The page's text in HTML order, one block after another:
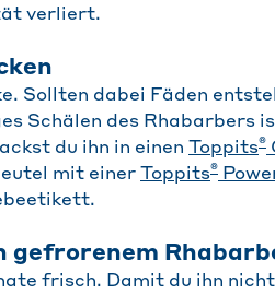
verliert.
Sollten dabei Fäden
Schälen des Rhabarbers
du ihn in einen
Toppits®
mit einer Toppits®
gefrorenem
frisch. Damit du ihn